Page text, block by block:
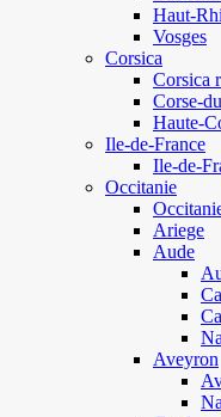
Haut-
Vosges
Corsica
Corsica
Corse-
Haute-
Ile-de-France
Ile-de-
Occitanie
Ariege
Aude
Aveyron